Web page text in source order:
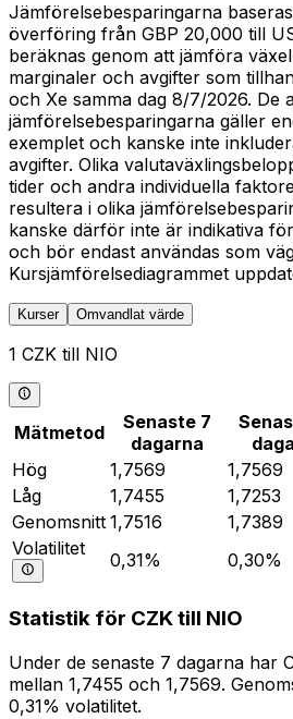
Jämförelsebesparingarna
överföring från GBP 20,000 till
beräknas genom att jämföra
marginaler och avgifter som
och Xe samma dag 8/7/2026. De
jämförelsebesparingarna gäller
exemplet och kanske inte
avgifter. Olika
tider och andra individuella
resultera i olika
kanske därför inte är indikativa
och bör endast användas som
Kursjämförelsediagrammet
Kurser Omvandlat värde
1 CZK till NIO
Mätmetod
Senaste 7
dagarna
Hög
1,7569 1,7569
Låg
1,7455 1,7253
Genomsnitt 1,7516 1,7389
Volatilitet
0,31% 0,30%
Statistik för CZK till NIO
Under de senaste 7 dagarna har
mellan 1,7455 och 1,7569.
0,31% volatilitet.